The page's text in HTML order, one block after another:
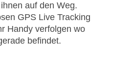
auf den Weg.
GPS Live Tracking
Handy verfolgen wo
befindet.